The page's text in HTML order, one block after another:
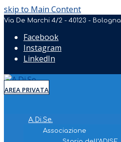
skip to Main Content
Via De Marchi 4/2 - 40123 - Bologna
Facebook
Instagram
LinkedIn
AREA PRIVATA
A.Di.Se.
Associazione